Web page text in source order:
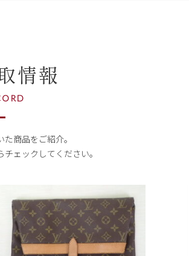
情報
商品をご紹介。
チェックしてください。